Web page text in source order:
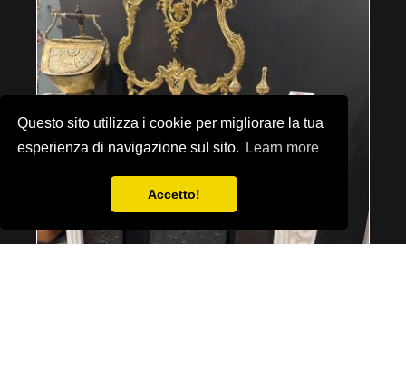
Questo sito utilizza i cookie per migliorare la tua
esperienza di navigazione sul sito.
Learn more
Accetto!